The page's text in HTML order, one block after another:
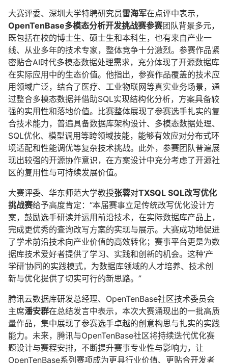
大赛评委、深圳大学特聘研究员雷海军在点评中表示，
OpenTenBase多模态分析开发挑战赛参赛团队背景多元，
既包括在校的博士生、硕士生和本科生，也有来自产业一
线、从业多年的技术专家，整体竞争十分激烈。参赛作品紧
密贴合AI时代多模态数据处理需求，充分体现了开源数据库
在实际应用中的生态价值。他指出，参赛作品覆盖的技术应
用领域广泛，结合了医疗、工业物联网等真实业务场景，通
过整合多模态数据并借助SQL实现结构化分析，方案具备较
强的实用性和落地价值。比赛整体展现了参赛选手扎实的复
合技术能力，普遍具备数据库架构设计、多模态数据处理、
SQL优化、模型调用等跨领域技能，能够有效应对分布式环
境适配和性能调优等复杂技术挑战。此外，参赛团队普遍展
现出较强的开源协作意识，在方案设计中充分考虑了开源社
区的复用性与可持续发展价值。
大赛评委、华东师范大学教授张蓉对TXSQL SQL改写优化
挑战赛给予高度肯定：“本届赛事立足传统改写优化设计方
案，鼓励选手研读并运用前沿技术，在实际数据库产品上，
完成更优秀的查询改写方案的实现与展示。大赛成功地促进
了学术前沿技术向产业价值的高效转化；赛事平台更是为数
据库技术爱好者提供了学习、实践和创新的机会。这种‘产
学研’协同的实践模式，为数据库领域的人才培养、技术创
新与优化提供了切实可行的新思路。”
腾讯云数据库研发总经理、OpenTenBase社区技术委员会
主席潘安群在总结发言中表示，本次大赛涌现出的一批高质
量作品，集中展现了参赛选手卓越的创意构思与扎实的实践
能力。未来，腾讯与OpenTenBase社区将持续迭代优化赛
题设计与赛程安排，不断提升赛事专业性与影响力，让
OpenTenBase系列赛项成为更具行业价值、更贴合开发者